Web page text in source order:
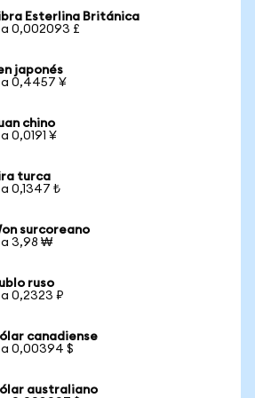
Esterlina Británica
a 0,002093 £
japonés
a 0,4457 ¥
chino
0,0191 ¥
turca
a 0,1347 ₺
surcoreano
a 3,98 ₩
ruso
a 0,2323 ₽
canadiense
a 0,00394 $
australiano